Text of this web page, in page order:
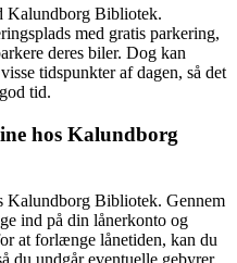
Kalundborg Bibliotek.
med gratis parkering,
deres biler. Dog kan
tidspunkter af dagen, så det
tid.
hos Kalundborg
Kalundborg Bibliotek. Gennem
ind på din lånerkonto og
at forlænge lånetiden, kan du
du undgår eventuelle gebyrer.